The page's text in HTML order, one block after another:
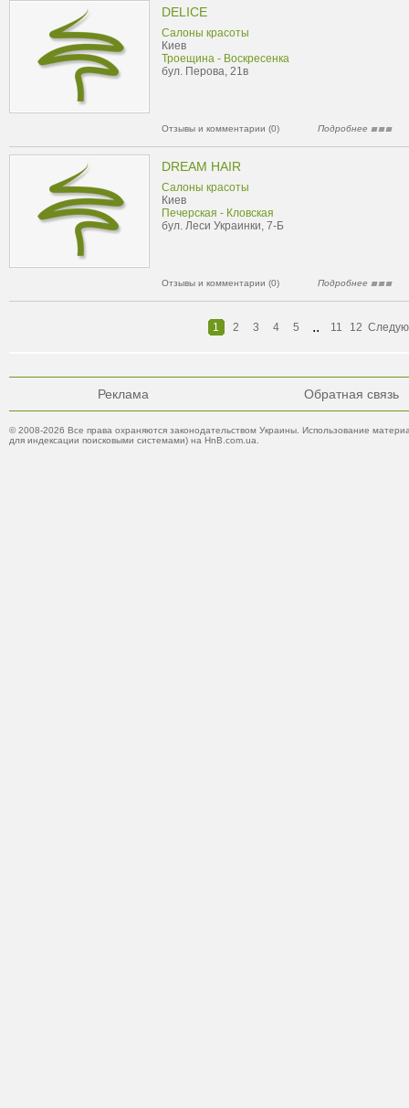
DELICE
Салоны красоты
Киев
Троещина - Воскресенка
бул. Перова, 21в
Отзывы и комментарии (0) Подробнее
DREAM HAIR
Салоны красоты
Киев
Печерская - Кловская
бул. Леси Украинки, 7-Б
Отзывы и комментарии (0) Подробнее
1 2 3 4 5 .. 11 12
Реклама Обратная связь
© 2008-2026 Все права охраняются законодательством Украины. Использование
для индексации поисковыми системами) на HnB.com.ua.